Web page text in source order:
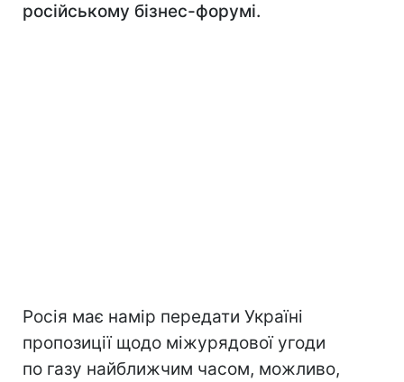
російському бізнес-форумі.
Росія має намір передати Україні
пропозиції щодо міжурядової угоди
по газу найближчим часом, можливо,